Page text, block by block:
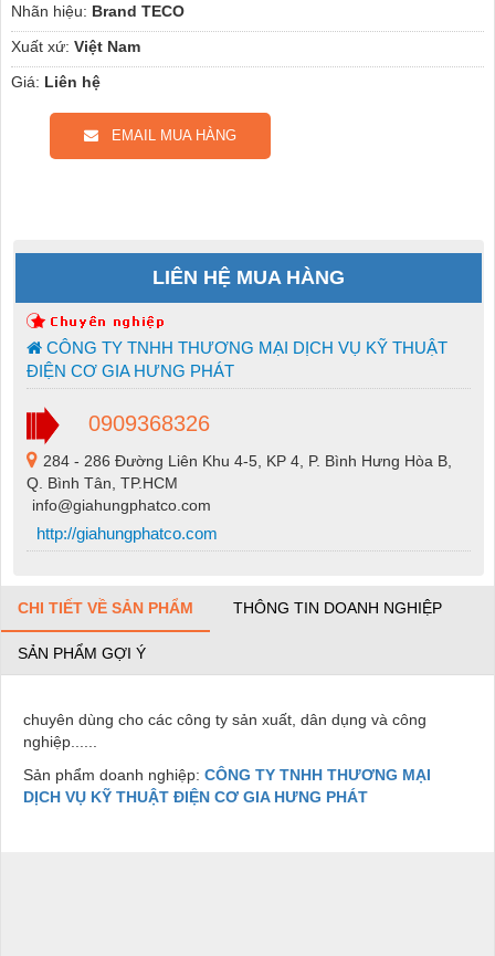
Nhãn hiệu: Brand TECO
Xuất xứ: Việt Nam
Giá: Liên hệ
EMAIL MUA HÀNG
LIÊN HỆ MUA HÀNG
CÔNG TY TNHH THƯƠNG MẠI DỊCH VỤ KỸ THUẬT
ĐIỆN CƠ GIA HƯNG PHÁT
0909368326
284 - 286 Đường Liên Khu 4-5, KP 4, P. Bình Hưng Hòa B,
Q. Bình Tân, TP.HCM
info@giahungphatco.com
http://giahungphatco.com
CHI TIẾT VỀ SẢN PHẨM THÔNG TIN DOANH NGHIỆP
SẢN PHẨM GỢI Ý
chuyên dùng cho các công ty sản xuất, dân dụng và công
nghiệp......
Sản phẩm doanh nghiệp: CÔNG TY TNHH THƯƠNG MẠI
DỊCH VỤ KỸ THUẬT ĐIỆN CƠ GIA HƯNG PHÁT